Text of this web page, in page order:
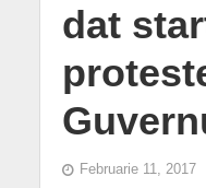
dat
Februarie 11, 2017